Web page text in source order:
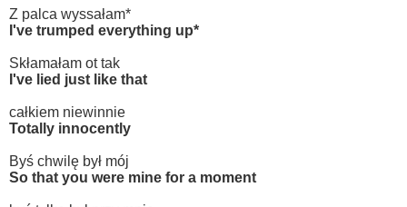
Z palca wyssałam*
I've trumped everything up*
Skłamałam ot tak
I've lied just like that
całkiem niewinnie
Totally innocently
Byś chwilę był mój
So that you were mine for a moment